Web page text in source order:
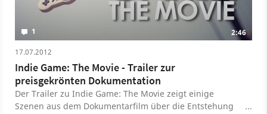
1
2:46
17.07.2012
Indie Game: The Movie - Trailer zur
preisgekrönten Dokumentation
Der Trailer zu Indie Game: The Movie zeigt einige
Szenen aus dem Dokumentarfilm über die Entstehung